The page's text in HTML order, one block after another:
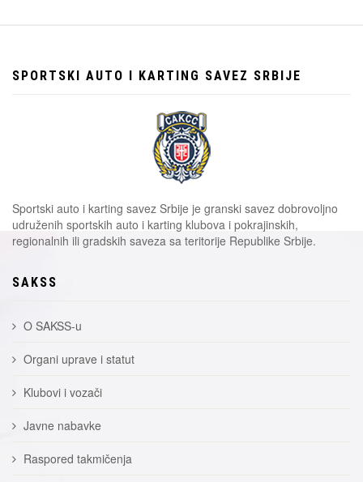
SPORTSKI AUTO I KARTING SAVEZ SRBIJE
Sportski auto i karting savez Srbije je granski savez dobrovoljno
udruženih sportskih auto i karting klubova i pokrajinskih,
regionalnih ili gradskih saveza sa teritorije Republike Srbije.
SAKSS
O SAKSS-u
Organi uprave i statut
Klubovi i vozači
Javne nabavke
Raspored takmičenja